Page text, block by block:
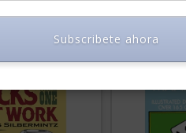
Subscribete ahora